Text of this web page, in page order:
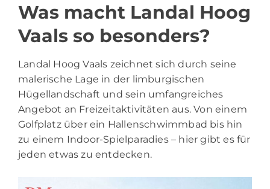
Was macht Landal Hoog
Vaals so besonders?
Landal Hoog Vaals zeichnet sich durch seine
malerische Lage in der limburgischen
Hügellandschaft und sein umfangreiches
Angebot an Freizeitaktivitäten aus. Von einem
Golfplatz über ein Hallenschwimmbad bis hin
zu einem Indoor-Spielparadies – hier gibt es für
jeden etwas zu entdecken.